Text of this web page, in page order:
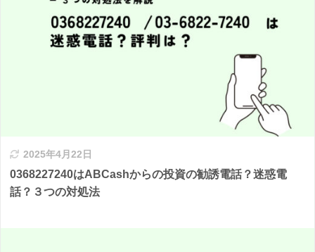
2025年4月22日
0368227240はABCashからの投資の勧誘電話？迷惑電
話？３つの対処法